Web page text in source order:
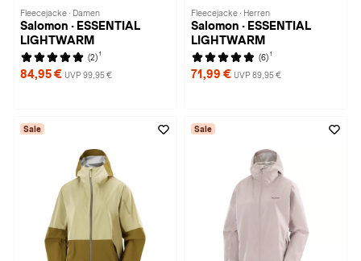
Fleecejacke · Damen
Salomon · ESSENTIAL
LIGHTWARM
(2) 1
84,95 € UVP 99,95 €
Fleecejacke · Herren
Salomon · ESSENTIAL
LIGHTWARM
(6) 1
71,99 € UVP 89,95 €
Sale Sale